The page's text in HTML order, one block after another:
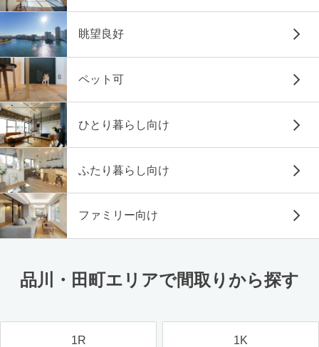
眺望良好
ペット可
ひとり暮らし向け
ふたり暮らし向け
ファミリー向け
品川・田町エリアで間取りから探す
1R 1K